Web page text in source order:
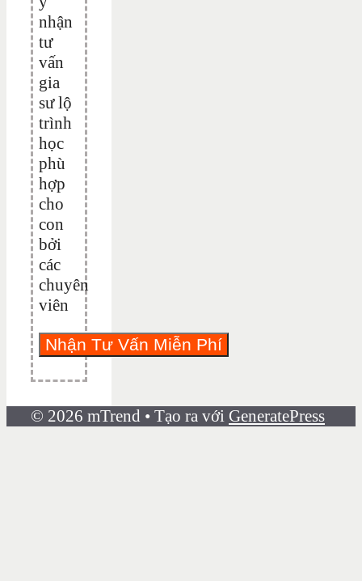
nhận
tư
vấn
gia
sư lộ
trình
học
phù
hợp
cho
con
bởi
các
chuyên
viên
© 2026 mTrend • Tạo ra với GeneratePress